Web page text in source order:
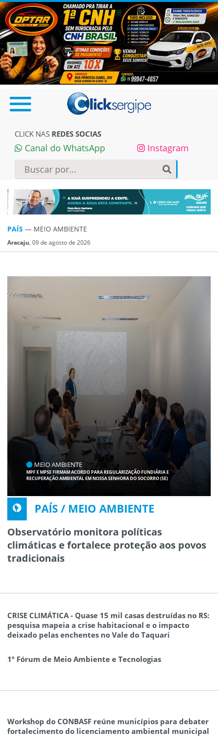
CLICK NAS REDES SOCIAS
Canal do WhatsApp Instagram
PAÍS — MEIO AMBIENTE
Aracaju, 09 de agosto de 2026
MEIO AMBIENTE
MPF E MPSE FIRMAM ACORDO PARA REGULARIZAÇÃO FUNDIÁRIA E
RECUPERAÇÃO AMBIENTAL EM NOSSA SENHORA DO SOCORRO (SE)
PAÍS / MEIO AMBIENTE
Observatório monitora políticas
climáticas e fortalece proteção aos povos
tradicionais
CRISE CLIMÁTICA - Quase 15 mil casas destruídas no RS:
pesquisa mapeia a crise habitacional e o impacto
deixado pelas enchentes no Vale do Taquari
1º Fórum de Meio Ambiente e Tecnologias
Workshop do CONBASF reúne municípios para debater
fortalecimento do licenciamento ambiental municipal